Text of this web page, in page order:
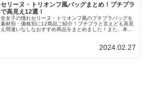
セリーヌ・トリオンフ風バッグまとめ！プチプラ
で高見え12選！
全女子の憧れセリーヌ・トリオンフ風のプチプラバッグを
素材別・価格別に12商品ご紹介！プチプラと言えども高見
え間違いなしなおすすめ商品をまとめました！また、本物
2024.02.27